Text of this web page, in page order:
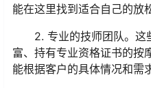
能在这里找到适合自己的放
2. 专业的技师团队。这
富、持有专业资格证书的按
能根据客户的具体情况和需